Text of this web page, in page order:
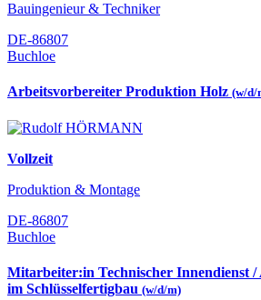
Bauingenieur & Techniker
DE-86807
Buchloe
Arbeitsvorbereiter Produktion Holz (w/d/
Vollzeit
Produktion & Montage
DE-86807
Buchloe
Mitarbeiter:in Technischer Innendienst
im Schlüsselfertigbau (w/d/m)